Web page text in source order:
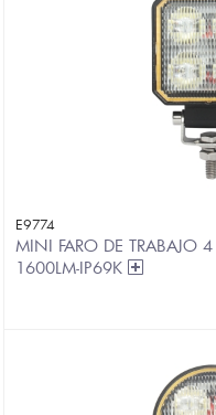
E9774
MINI FARO DE TRABAJO
1600LM-IP69K